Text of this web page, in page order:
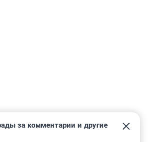
за комментарии и другие